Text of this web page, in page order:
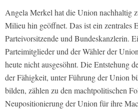
Angela Merkel hat die Union nachhaltig
Milieu hin geöffnet. Das ist ein zentrales
Parteivorsitzende und Bundeskanzlerin.
Parteimitglieder und der Wähler der
heute nicht ausgesöhnt. Die Entstehung
der Fähigkeit, unter Führung der Union
bilden, zählen zu den machtpolitischen
Neupositionierung der Union für ihre